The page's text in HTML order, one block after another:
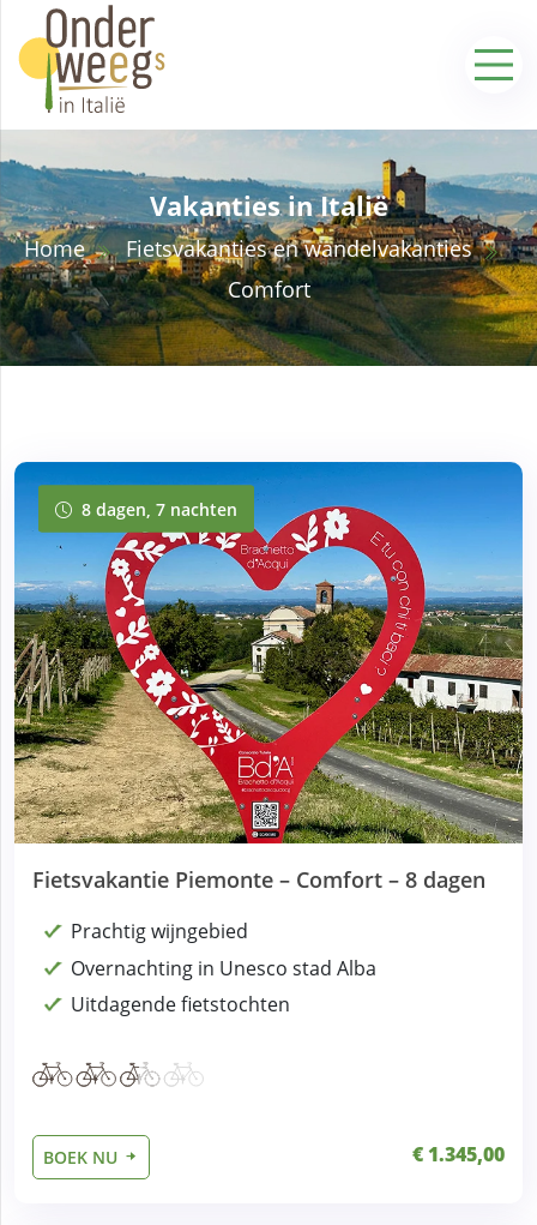
Vakanties in Italië
Home
Fietsvakanties en wandelvakanties
Comfort
8 dagen, 7 nachten
8 dagen, 7 nachten
Fietsvakantie Piemonte – Comfort – 8 dagen
Prachtig wijngebied
Overnachting in Unesco stad Alba
Uitdagende fietstochten
BOEK NU € 1.345,00